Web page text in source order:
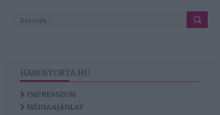
HABOSTORTA.HU
IMPRESSZUM
MÉDIAAJÁNLAT